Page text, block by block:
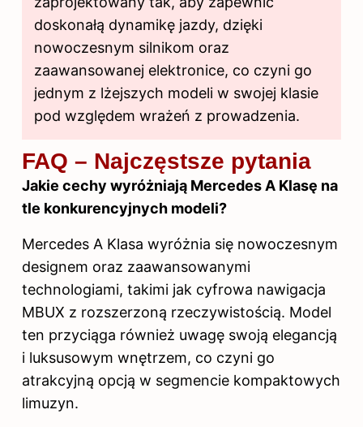
doskonałą dynamikę jazdy, dzięki
nowoczesnym silnikom oraz
zaawansowanej elektronice, co czyni go
jednym z lżejszych modeli w swojej klasie
pod względem wrażeń z prowadzenia.
FAQ – Najczęstsze pytania
Jakie cechy wyróżniają Mercedes A Klasę na
tle konkurencyjnych modeli?
Mercedes A Klasa wyróżnia się nowoczesnym
designem oraz zaawansowanymi
technologiami, takimi jak cyfrowa nawigacja
MBUX z rozszerzoną rzeczywistością. Model
ten przyciąga również uwagę swoją elegancją
i luksusowym wnętrzem, co czyni go
atrakcyjną opcją w segmencie kompaktowych
limuzyn.